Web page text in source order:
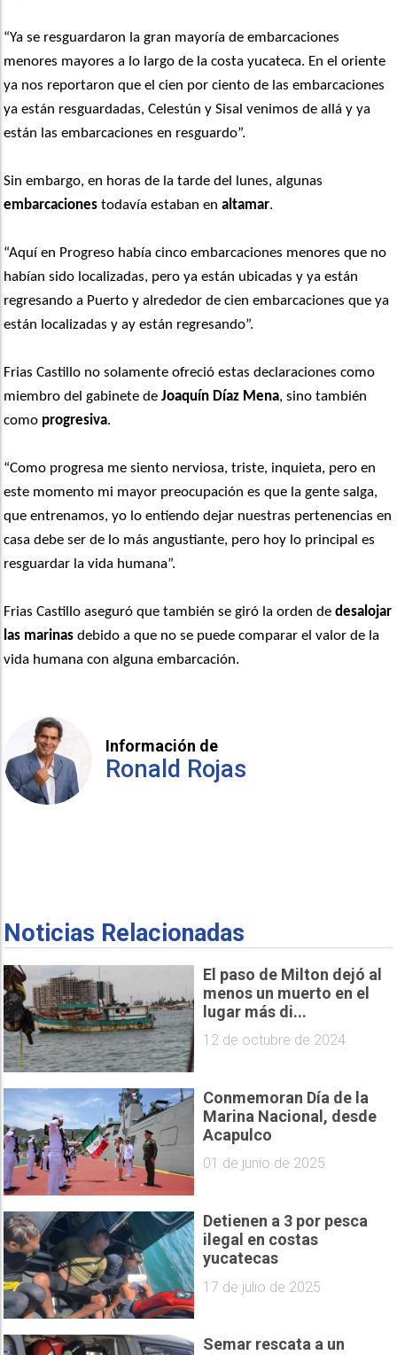
“Ya se resguardaron la gran mayoría de embarcaciones
menores mayores a lo largo de la costa yucateca. En el oriente
ya nos reportaron que el cien por ciento de las embarcaciones
ya están resguardadas, Celestún y Sisal venimos de allá y ya
están las embarcaciones en resguardo”.
Sin embargo, en horas de la tarde del lunes, algunas
embarcaciones todavía estaban enaltamar.
“Aquí en Progreso había cinco embarcaciones menores que no
habían sido localizadas, pero ya están ubicadas y ya están
regresando a Puerto y alrededor de cien embarcaciones que ya
están localizadas y ay están regresando”.
Frias Castillo no solamente ofreció estas declaraciones como
miembro del gabinete de Joaquín Díaz Mena, sino también
como progresiva.
“Como progresa me siento nerviosa, triste, inquieta, pero en
este momento mi mayor preocupación es que la gente salga,
que entrenamos, yo lo entiendo dejar nuestras pertenencias en
casa debe ser de lo más angustiante, pero hoy lo principal es
resguardar la vida humana”.
Frias Castillo aseguró que también se giró la orden dedesalojar
las marinas debido a que no se puede comparar el valor de la
vida humana con alguna embarcación.
Información de
Ronald Rojas
Noticias Relacionadas
El paso de Milton dejó al
menos un muerto en el
lugar más di...
12 de octubre de 2024
Conmemoran Día de la
Marina Nacional, desde
Acapulco
01 de junio de 2025
Detienen a 3 por pesca
ilegal en costas
yucatecas
17 de julio de 2025
Semar rescata a un